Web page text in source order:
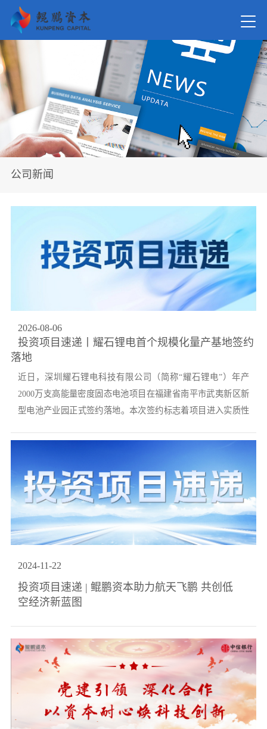
关于我
新闻资
投资案
党的建
公司新闻
2026-08-06
投资项目速递丨耀石锂电首个规模化量产基地签约
落地
近日，深圳耀石锂电科技有限公司（简称“耀石锂电”）年产
2000万支高能量密度固态电池项目在福建省南平市武夷新区新
型电池产业园正式签约落地。本次签约标志着项目进入实质性
锂电首个规模化量产基地，项目计划首期投资约3亿元，达产后
预计实现年产值10亿元。随着配套量产线建设的新一轮股权融
资同步完成，耀石锂电已迈入面向终端市场量产交付的成熟发
展阶段，为进一步巩固其在电子元器件及电池材料领域的...
2024-11-22
投资项目速递 | 鲲鹏资本助力航天飞鹏 共创低
空经济新蓝图